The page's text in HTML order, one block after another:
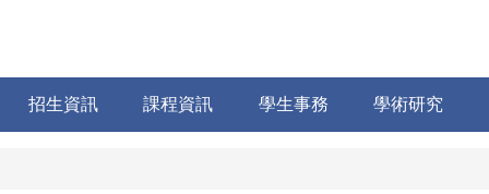
招生資訊 課程資訊 學生事務 學術研究